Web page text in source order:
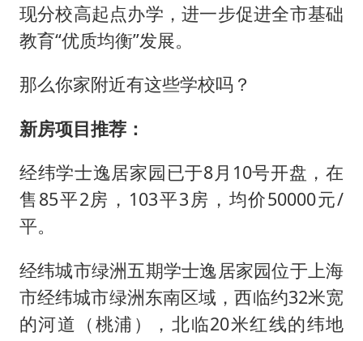
现分校高起点办学，进一步促进全市基础
教育“优质均衡”发展。
那么你家附近有这些学校吗？
新房项目推荐：
经纬学士逸居家园已于8月10号开盘，在
售85平2房，103平3房，均价50000元/
平。
经纬城市绿洲五期学士逸居家园位于上海
市经纬城市绿洲东南区域，西临约32米宽
的河道（桃浦），北临20米红线的纬地